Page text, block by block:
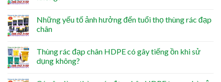
Những yếu tố ảnh hưởng đến tuổi thọ thùng rác đạp
chân
Thùng rác đạp chân HDPE có gây tiếng ồn khi sử
dụng không?